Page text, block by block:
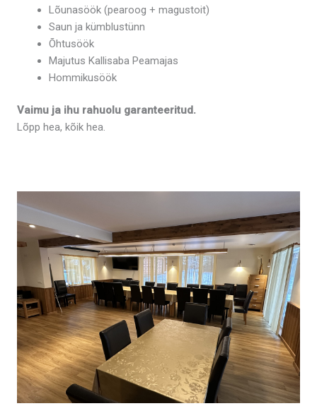
Lõunasöök (pearoog + magustoit)
Saun ja kümblustünn
Õhtusöök
Majutus Kallisaba Peamajas
Hommikusöök
Vaimu ja ihu rahuolu garanteeritud.
Lõpp hea, kõik hea.